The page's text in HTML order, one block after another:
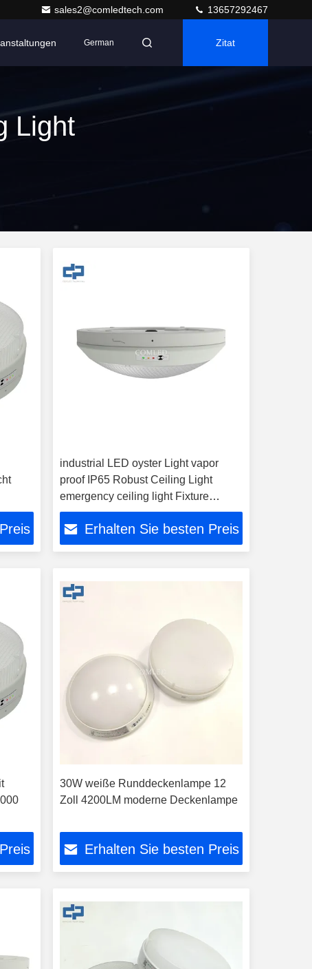
sales2@comledtech.com 13657292467
German Zitat
Light
industrial LED oyster Light vapor
proof IP65 Robust Ceiling Light
emergency ceiling light Fixture
durable surface mount round ceiling
light with 3000mAh Battery
Erhalten Sie besten Preis
30W weiße Runddeckenlampe 12
Zoll 4200LM moderne Deckenlampe
Erhalten Sie besten Preis